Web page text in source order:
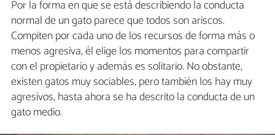
Por la forma en que se está describiendo la conducta
normal de un gato parece que todos son ariscos.
Compiten por cada uno de los recursos de forma más o
menos agresiva, él elige los momentos para compartir
con el propietario y además es solitario. No obstante,
existen gatos muy sociables, pero también los hay muy
agresivos, hasta ahora se ha descrito la conducta de un
gato medio.